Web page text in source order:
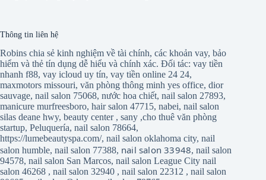
Thông tin liên hệ
Robins chia sẻ kinh nghiệm về tài chính, các khoản vay, bảo
hiểm và thẻ tín dụng dễ hiểu và chính xác. Đối tác: vay tiền
nhanh f88, vay icloud uy tín, vay tiền online 24 24,
maxmotors missouri, văn phòng thông minh yes office, dior
sauvage, nail salon 75068, nước hoa chiết, nail salon 27893,
manicure murfreesboro, hair salon 47715, nabei, nail salon
silas deane hwy, beauty center, sany ,cho thuê văn phòng
startup, Peluquería, nail salon 78664,
https://lumebeautyspa.com/, nail salon oklahoma city, nail
salon humble, nail salon 77388, nail salon 33948,nail salon
94578, nail salon San Marcos, nail salon League City nail
salon 46268 , nail salon 32940 , nail salon 22312 , nail salon